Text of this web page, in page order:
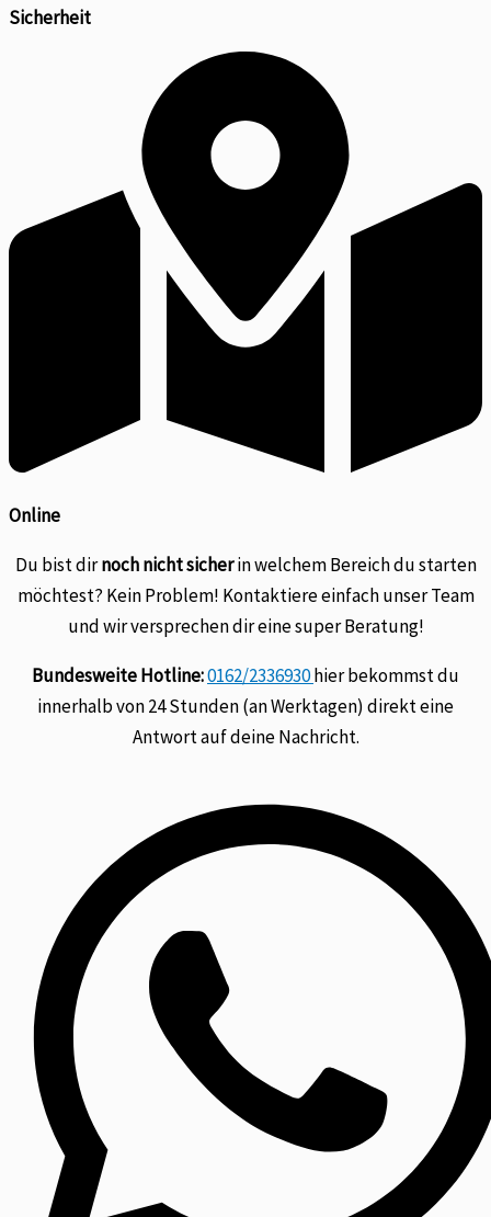
Sicherheit
Online
Du bist dirnoch nicht sicherin welchem Bereich du starten
möchtest? Kein Problem! Kontaktiere einfach unser Team
und wir versprechen dir eine super Beratung!
Bundesweite Hotline:0162/2336930hier bekommst du
innerhalb von 24 Stunden (an Werktagen) direkt eine
Antwort auf deine Nachricht.